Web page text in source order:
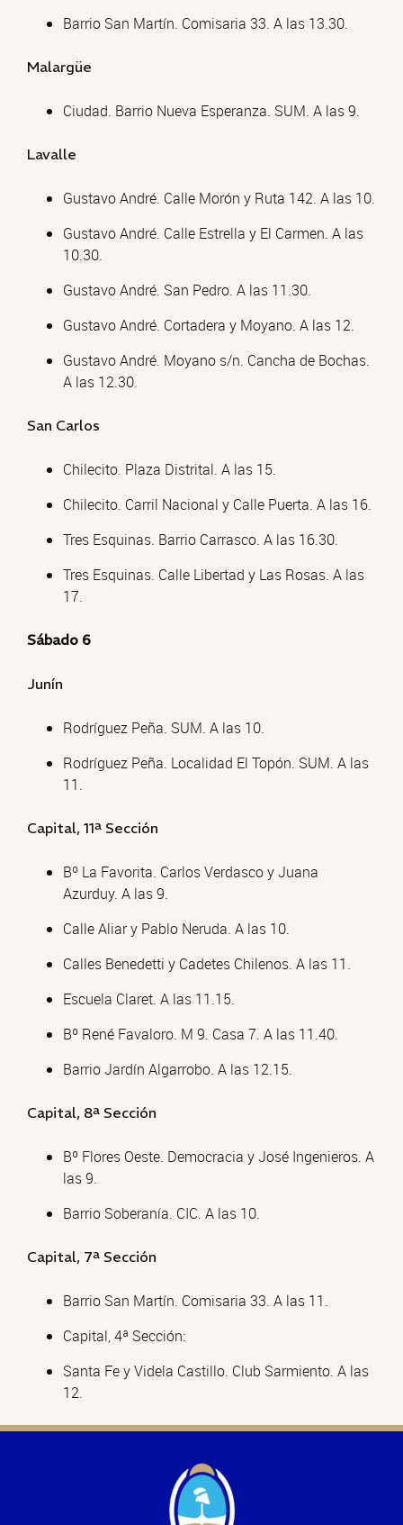
Barrio San Martín. Comisaria 33. A las 13.30.
Malargüe
Ciudad. Barrio Nueva Esperanza. SUM. A las 9.
Lavalle
Gustavo André. Calle Morón y Ruta 142. A las 10.
Gustavo André. Calle Estrella y El Carmen. A las
10.30.
Gustavo André. San Pedro. A las 11.30.
Gustavo André. Cortadera y Moyano. A las 12.
Gustavo André. Moyano s/n. Cancha de Bochas.
A las 12.30.
San Carlos
Chilecito. Plaza Distrital. A las 15.
Chilecito. Carril Nacional y Calle Puerta. A las 16.
Tres Esquinas. Barrio Carrasco. A las 16.30.
Tres Esquinas. Calle Libertad y Las Rosas. A las
17.
Sábado 6
Junín
Rodríguez Peña. SUM. A las 10.
Rodríguez Peña. Localidad El Topón. SUM. A las
11.
Capital, 11ª Sección
Bº La Favorita. Carlos Verdasco y Juana
Azurduy. A las 9.
Calle Aliar y Pablo Neruda. A las 10.
Calles Benedetti y Cadetes Chilenos. A las 11.
Escuela Claret. A las 11.15.
Bº René Favaloro. M 9. Casa 7. A las 11.40.
Barrio Jardín Algarrobo. A las 12.15.
Capital, 8ª Sección
Bº Flores Oeste. Democracia y José Ingenieros. A
las 9.
Barrio Soberanía. CIC. A las 10.
Capital, 7ª Sección
Barrio San Martín. Comisaria 33. A las 11.
Capital, 4ª Sección:
Santa Fe y Videla Castillo. Club Sarmiento. A las
12.